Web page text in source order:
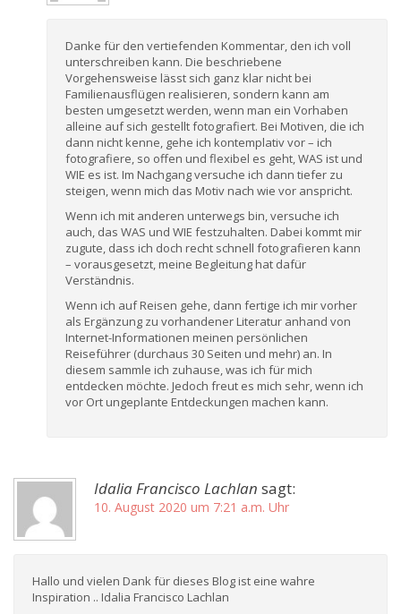
Danke für den vertiefenden Kommentar, den ich voll
unterschreiben kann. Die beschriebene
Vorgehensweise lässt sich ganz klar nicht bei
Familienausflügen realisieren, sondern kann am
besten umgesetzt werden, wenn man ein Vorhaben
alleine auf sich gestellt fotografiert. Bei Motiven, die ich
dann nicht kenne, gehe ich kontemplativ vor – ich
fotografiere, so offen und flexibel es geht, WAS ist und
WIE es ist. Im Nachgang versuche ich dann tiefer zu
steigen, wenn mich das Motiv nach wie vor anspricht.
Wenn ich mit anderen unterwegs bin, versuche ich
auch, das WAS und WIE festzuhalten. Dabei kommt mir
zugute, dass ich doch recht schnell fotografieren kann
– vorausgesetzt, meine Begleitung hat dafür
Verständnis.
Wenn ich auf Reisen gehe, dann fertige ich mir vorher
als Ergänzung zu vorhandener Literatur anhand von
Internet-Informationen meinen persönlichen
Reiseführer (durchaus 30 Seiten und mehr) an. In
diesem sammle ich zuhause, was ich für mich
entdecken möchte. Jedoch freut es mich sehr, wenn ich
vor Ort ungeplante Entdeckungen machen kann.
Idalia Francisco Lachlan sagt:
10. August 2020 um 7:21 a.m. Uhr
Hallo und vielen Dank für dieses Blog ist eine wahre
Inspiration .. Idalia Francisco Lachlan